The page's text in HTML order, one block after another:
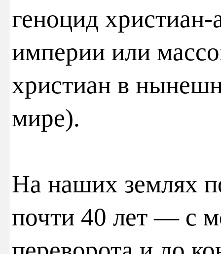
геноцид
империи или
христиан в
мире).
На наших землях
почти 40 лет — с